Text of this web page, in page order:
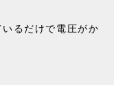
るだけで電圧がか